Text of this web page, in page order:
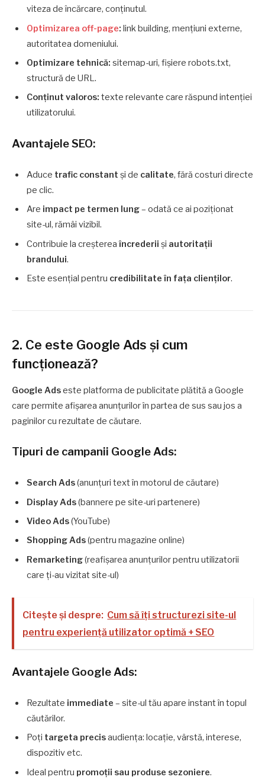
viteza de încărcare, conținutul.
Optimizarea off-page: link building, mențiuni externe,
autoritatea domeniului.
Optimizare tehnică: sitemap-uri, fișiere robots.txt,
structură de URL.
Conținut valoros: texte relevante care răspund intenției
utilizatorului.
Avantajele SEO:
Aduce trafic constant și de calitate, fără costuri directe
pe clic.
Are impact pe termen lung– odată ce ai poziționat
site-ul, rămâi vizibil.
Contribuie la creștereaîncrederii și autoritații
brandului.
Este esențial pentru credibilitate în fața clienților.
2. Ce este Google Ads și cum
funcționează?
Google Adseste platforma de publicitate plătită a Google
care permite afișarea anunțurilor în partea de sus sau jos a
paginilor cu rezultate de căutare.
Tipuri de campanii Google Ads:
Search Ads(anunțuri text în motorul de căutare)
Display Ads(bannere pe site-uri partenere)
Video Ads(YouTube)
Shopping Ads(pentru magazine online)
Remarketing(reafișarea anunțurilor pentru utilizatorii
care ți-au vizitat site-ul)
Citește și despre: Cum să îţi structurezi site-ul
pentru experienţă utilizator optimă + SEO
Avantajele Google Ads:
Rezultate immediate – site-ul tău apare instant în topul
căutărilor.
Poți targeta precisaudiența: locație, vârstă, interese,
dispozitiv etc.
Ideal pentru promoții sau produse sezoniere.